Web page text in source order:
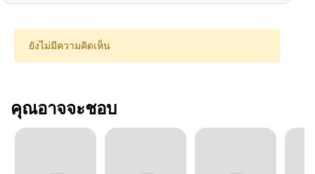
ยังไม่มีความคิดเห็น
คุณอาจจะชอบ